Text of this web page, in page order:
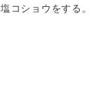
塩コショウをする。